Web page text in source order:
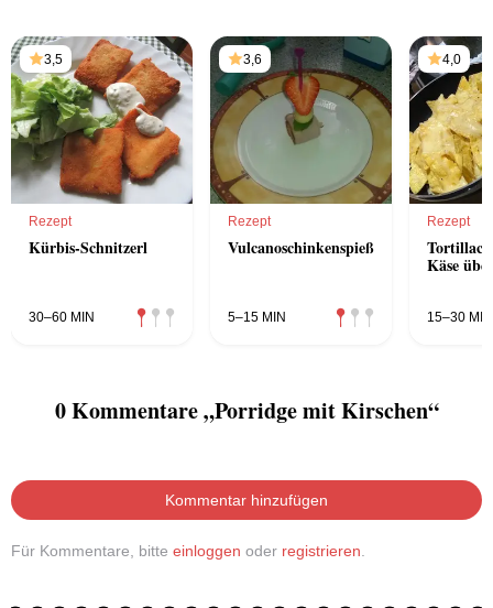
3,5
Rezept
Kürbis-Schnitzerl
30–60 MIN
3,6
Rezept
Vulcanoschinkenspießchen
5–15 MIN
4,0
Rezept
Käse
15–30 MIN
0 Kommentare „Porridge mit Kirschen“
Kommentar hinzufügen
Für Kommentare, bitte einloggen oder registrieren